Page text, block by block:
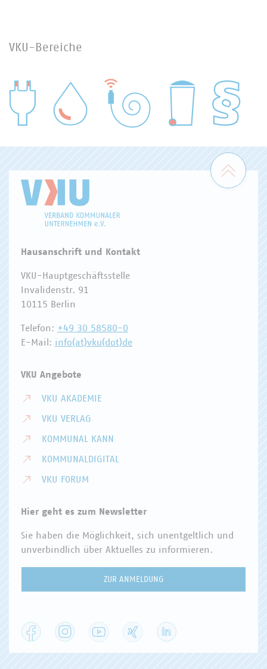
VKU-Bereiche
WASSER/ABWASSER
Zum
Hausanschrift und Kontakt
VKU-Hauptgeschäftsstelle
Invalidenstr. 91
10115 Berlin
Telefon: +49 30 58580-0
E-Mail: info(at)vku(dot)de
VKU Angebote
VKU AKADEMIE
VKU VERLAG
KOMMUNAL KANN
KOMMUNALDIGITAL
VKU FORUM
Hier geht es zum Newsletter
Sie haben die Möglichkeit, sich unentgeltlich und
unverbindlich über Aktuelles zu informieren.
ZUR ANMELDUNG
Facebook Instagram YouTube